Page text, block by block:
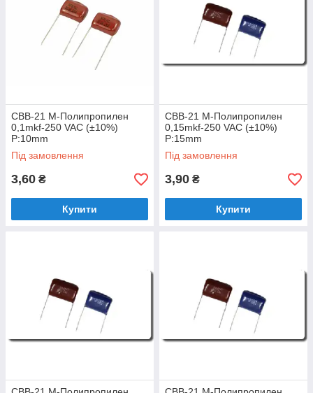
CBB-21 M-Полипропилен
0,1mkf-250 VAC (±10%)
P:10mm
Під замовлення
3,60 ₴
Купити
CBB-21 M-Полипропилен
0,15mkf-250 VAC (±10%)
P:15mm
Під замовлення
3,90 ₴
Купити